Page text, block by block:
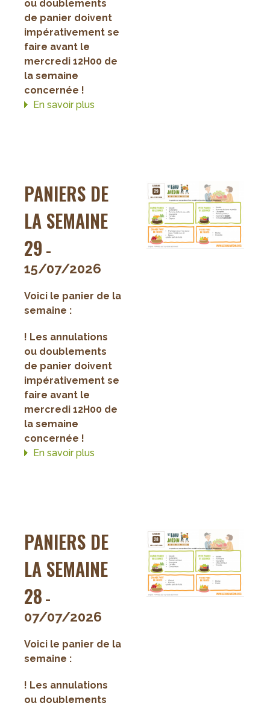
ou doublements
de panier doivent
impérativement se
faire avant le
mercredi 12H00 de
la semaine
concernée !
En savoir plus
PANIERS DE
LA SEMAINE
29 -
15/07/2026
Voici le panier de la
semaine :
! Les annulations
ou doublements
de panier doivent
impérativement se
faire avant le
mercredi 12H00 de
la semaine
concernée !
En savoir plus
PANIERS DE
LA SEMAINE
28 -
07/07/2026
Voici le panier de la
semaine :
! Les annulations
ou doublements